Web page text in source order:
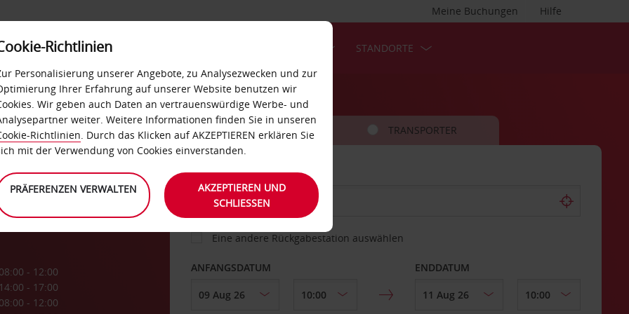
Hilfe
Meine Buchungen
SELF-SERVICES STANDORTE
08:00 - 12:00
14:00 - 17:00
08:00 - 12:00
FAHRZEUG TRANSPORTER
ABHOLEN VON
Eine andere Rückgabestation auswählen
ANFANGSDATUM ENDDATUM
Richtlinien
Personalisierung unserer Angebote, zu Analysezwecken und zur
Ihrer Erfahrung auf unserer Website benutzen wir
Wir geben auch Daten an vertrauenswürdige Werbe- und
weiter. Weitere Informationen finden Sie in unseren
Richtlinien. Durch das Klicken auf AKZEPTIEREN erklären Sie
mit der Verwendung von Cookies einverstanden.
PRÄFERENZEN VERWALTEN
AKZEPTIEREN UND
SCHLIESSEN